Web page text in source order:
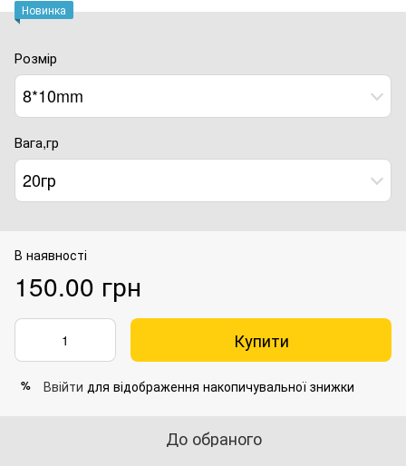
Новинка
Розмір
8*10mm
Вага,гр
20гр
В наявності
150.00 грн
Купити
% Ввійти для відображення накопичувальної знижки
До обраного